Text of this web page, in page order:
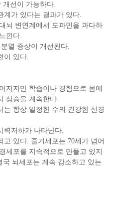
개선이 가능하다.
계가 있다는 결과가 있다.
뇌 변연계에서 도파민을 과다하
낀다.
열 증상이 개선된다.
이 있다.
지지만 학습이나 경험으로 몸에
상승을 계속한다.
는 항상 일정한 수의 건강한 신경
력저하가 나타난다.
있다. 줄기세포는 70세가 넘어
세포를 지속적으로 만들고 있지
뇌세포는 계속 감소하고 있는